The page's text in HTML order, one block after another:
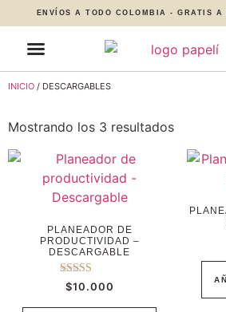
ENVÍOS A TODO COLOMBIA - GRATIS A
INICIO / DESCARGABLES
Mostrando los 3 resultados
PLANEADOR DE
PRODUCTIVIDAD –
DESCARGABLE
Valorado con
5.00
de 5
$10.000